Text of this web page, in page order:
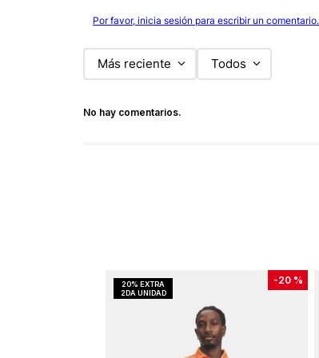
Por favor, inicia sesión para escribir un comentario.
Más reciente Todos
No hay comentarios.
-20 %